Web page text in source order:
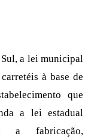
a lei municipal
à base de
que
a lei estadual
a fabricação,